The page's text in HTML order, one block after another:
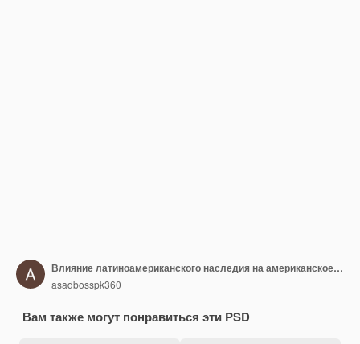
Влияние латиноамериканского наследия на американское общество
asadbosspk360
Вам также могут понравиться эти PSD